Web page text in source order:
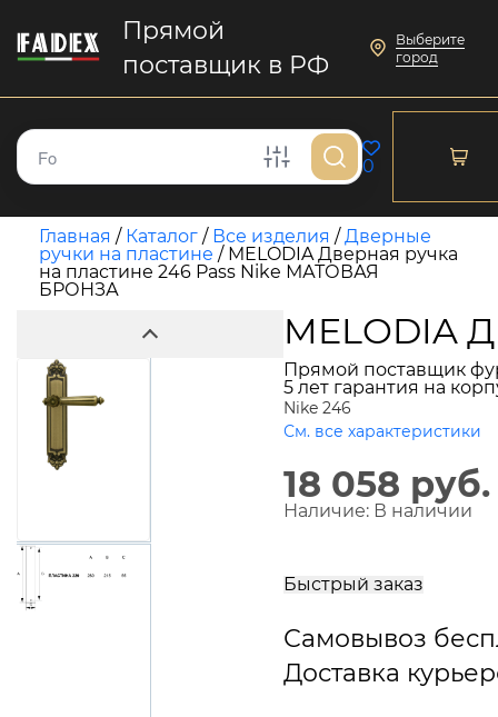
Прямой
поставщик в РФ
Выберите
город
0
Главная / Каталог / Все изделия /Дверные
ручки на пластине / MELODIA Дверная ручка
на пластине 246 Pass Nike МАТОВАЯ
БРОНЗА
MELODIA
Прямой поставщик
5 лет гарантия на
Nike 246
См. все характеристики
18 058 руб.
Наличие: В наличии
Быстрый заказ
Самовывоз
Доставка